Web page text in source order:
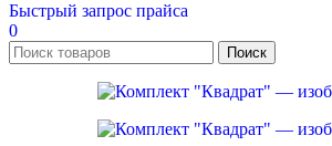
Быстрый запрос прайса
0
Поиск